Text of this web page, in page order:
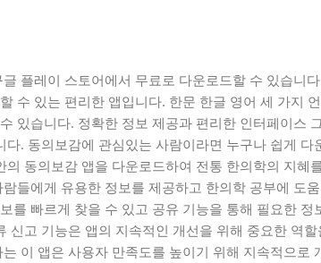
플레이 스토어에서 무료로 다운로드할 수 있습니
수 있는 편리한 앱입니다. 한문 한글 영어 세 가지
있습니다. 정확한 정보 제공과 편리한 인터페이스
다. 동의보감에 관심있는 사람이라면 누구나 쉽게 다
의 동의보감 앱을 다운로드하여 전통 한의학의 지혜
들에게 유용한 정보를 제공하고 한의학 공부에 도
를 빠르게 찾을 수 있고 공유 기능을 통해 필요한 정
신고 기능은 앱의 지속적인 개선을 위해 중요한 역
이 앱은 사용자 만족도를 높이기 위해 지속적으로